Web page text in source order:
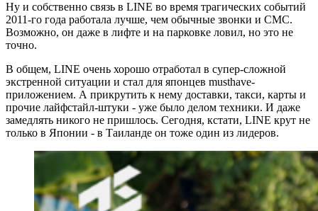
Ну и собственно связь в LINE во время трагических событий
2011-го года работала лучше, чем обычные звонки и СМС.
Возможно, он даже в лифте и на парковке ловил, но это не
точно.
В общем, LINE очень хорошо отработал в супер-сложной
экстренной ситуации и стал для японцев musthave-
приложением. А прикрутить к нему доставки, такси, карты и
прочие лайфстайл-штуки - уже было делом техники. И даже
замедлять никого не пришлось. Сегодня, кстати, LINE крут не
только в Японии - в Таиланде он тоже один из лидеров.